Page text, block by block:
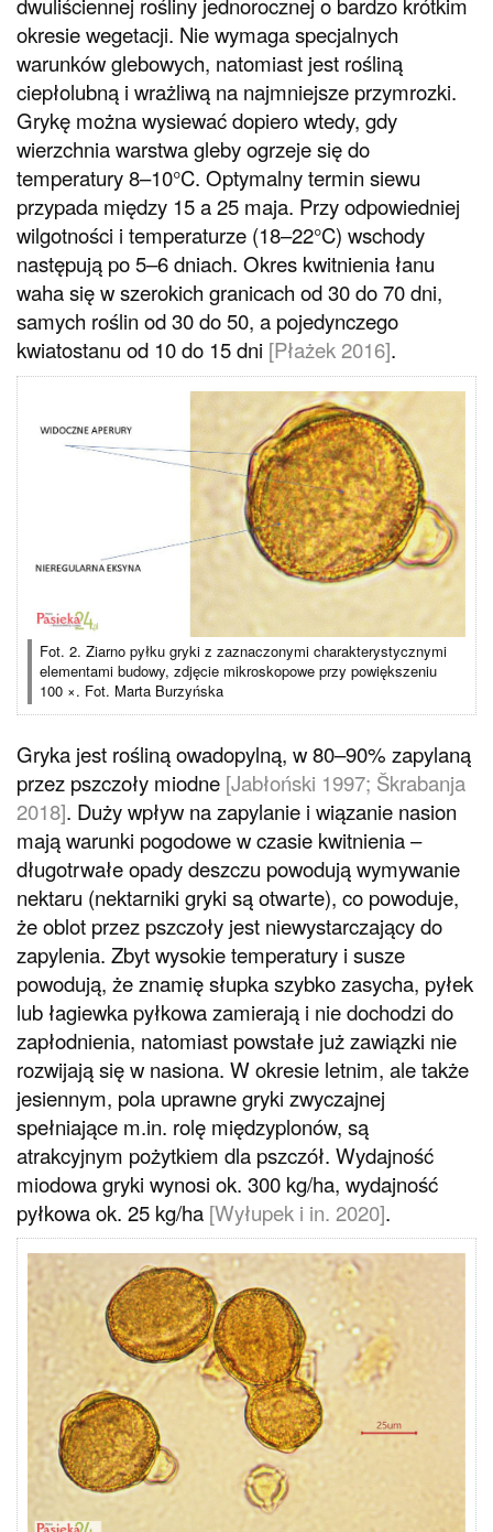
dwuliściennej rośliny jednorocznej o bardzo krótkim
okresie wegetacji. Nie wymaga specjalnych
warunków glebowych, natomiast jest rośliną
ciepłolubną i wrażliwą na najmniejsze przymrozki.
Grykę można wysiewać dopiero wtedy, gdy
wierzchnia warstwa gleby ogrzeje się do
temperatury 8–10°C. Optymalny termin siewu
przypada między 15 a 25 maja. Przy odpowiedniej
wilgotności i temperaturze (18–22°C) wschody
następują po 5–6 dniach. Okres kwitnienia łanu
waha się w szerokich granicach od 30 do 70 dni,
samych roślin od 30 do 50, a pojedynczego
kwiatostanu od 10 do 15 dni [Płażek 2016].
Fot. 2. Ziarno pyłku gryki z zaznaczonymi charakterystycznymi
elementami budowy, zdjęcie mikroskopowe przy powiększeniu
100 ×. Fot. Marta Burzyńska
Gryka jest rośliną owadopylną, w 80–90% zapylaną
przez pszczoły miodne [Jabłoński 1997; Škrabanja
2018]. Duży wpływ na zapylanie i wiązanie nasion
mają warunki pogodowe w czasie kwitnienia –
długotrwałe opady deszczu powodują wymywanie
nektaru (nektarniki gryki są otwarte), co powoduje,
że oblot przez pszczoły jest niewystarczający do
zapylenia. Zbyt wysokie temperatury i susze
powodują, że znamię słupka szybko zasycha, pyłek
lub łagiewka pyłkowa zamierają i nie dochodzi do
zapłodnienia, natomiast powstałe już zawiązki nie
rozwijają się w nasiona. W okresie letnim, ale także
jesiennym, pola uprawne gryki zwyczajnej
spełniające m.in. rolę międzyplonów, są
atrakcyjnym pożytkiem dla pszczół. Wydajność
miodowa gryki wynosi ok. 300 kg/ha, wydajność
pyłkowa ok. 25 kg/ha [Wyłupek i in. 2020].